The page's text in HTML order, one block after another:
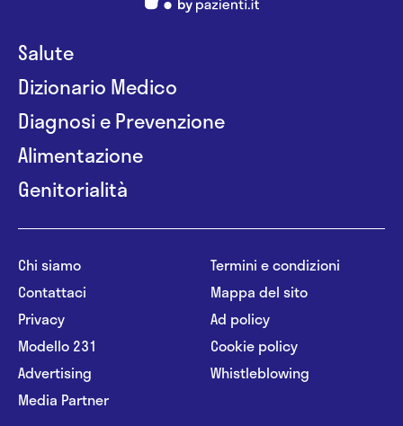
Salute
Dizionario Medico
Diagnosi e Prevenzione
Alimentazione
Genitorialità
Chi siamo
Contattaci
Privacy
Modello 231
Advertising
Media Partner
Termini e condizioni
Mappa del sito
Ad policy
Cookie policy
Whistleblowing